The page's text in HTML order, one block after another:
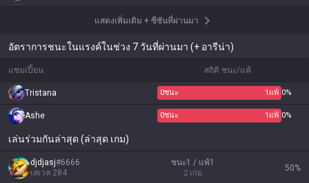
แสดงเพิ่มเติม + ซีซันที่ผ่านมา
อัตราการชนะในแรงค์ในช่วง 7 วันที่ผ่านมา (+ อารีน่า)
แชมเปี้ยน สถิติ ชนะ/แพ้
Tristana 0ชนะ 1 แพ้ 0%
Ashe 0ชนะ 1 แพ้ 0%
เล่นร่วมกันล่าสุด (ล่าสุด เกม)
djdjasj#6666
เลเวล 284
ชนะ1 / แพ้1
2 เกม
50%